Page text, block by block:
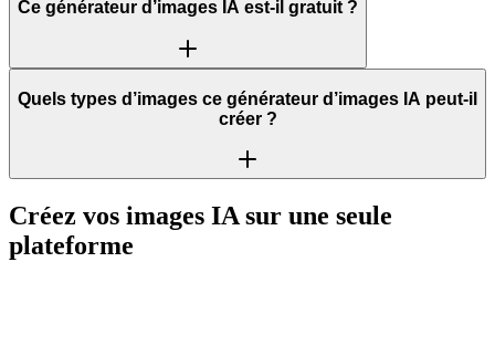
Ce générateur d’images IA est-il gratuit ?
Quels types d’images ce générateur d’images IA peut-il
créer ?
Créez vos images IA sur une seule
plateforme